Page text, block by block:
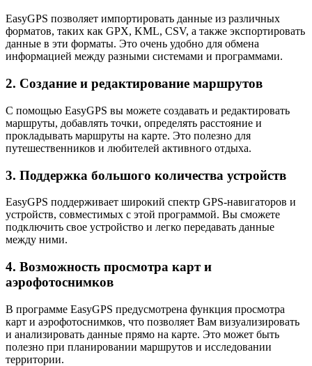
EasyGPS позволяет импортировать данные из различных
форматов, таких как GPX, KML, CSV, а также экспортировать
данные в эти форматы. Это очень удобно для обмена
информацией между разными системами и программами.
2. Создание и редактирование маршрутов
С помощью EasyGPS вы можете создавать и редактировать
маршруты, добавлять точки, определять расстояние и
прокладывать маршруты на карте. Это полезно для
путешественников и любителей активного отдыха.
3. Поддержка большого количества устройств
EasyGPS поддерживает широкий спектр GPS-навигаторов и
устройств, совместимых с этой программой. Вы сможете
подключить свое устройство и легко передавать данные
между ними.
4. Возможность просмотра карт и
аэрофотоснимков
В программе EasyGPS предусмотрена функция просмотра
карт и аэрофотоснимков, что позволяет Вам визуализировать
и анализировать данные прямо на карте. Это может быть
полезно при планировании маршрутов и исследовании
территории.